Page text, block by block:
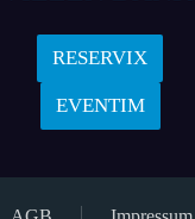
RESERVIX
EVENTIM